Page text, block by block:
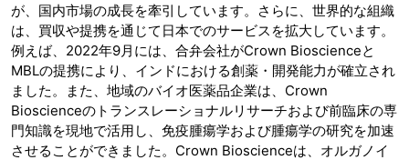
が、国内市場の成長を牽引しています。さらに、世界的な組織
は、買収や提携を通じて日本でのサービスを拡大しています。
例えば、2022年9月には、合弁会社がCrown Bioscienceと
MBLの提携により、インドにおける創薬・開発能力が確立され
ました。また、地域のバイオ医薬品企業は、Crown
Bioscienceのトランスレーショナルリサーチおよび前臨床の専
門知識を現地で活用し、免疫腫瘍学および腫瘍学の研究を加速
させることができました。Crown Bioscienceは、オルガノイ